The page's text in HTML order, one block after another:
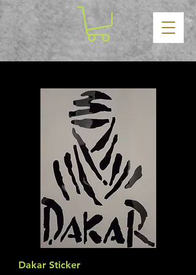
Dakar Sticker